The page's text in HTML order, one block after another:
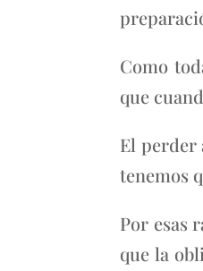
Como
que
El perder
tenemos
Por esas
que la